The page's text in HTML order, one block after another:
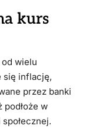
kurs
wielu
się inflację,
przez banki
w